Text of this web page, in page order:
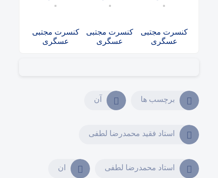
کنسرت مجتبی
عسگری
کنسرت مجتبی
عسگری
کنسرت مجتبی
عسگری
برچسب ها آن
استاد فقید محمدرضا لطفی
استاد محمدرضا لطفی ان